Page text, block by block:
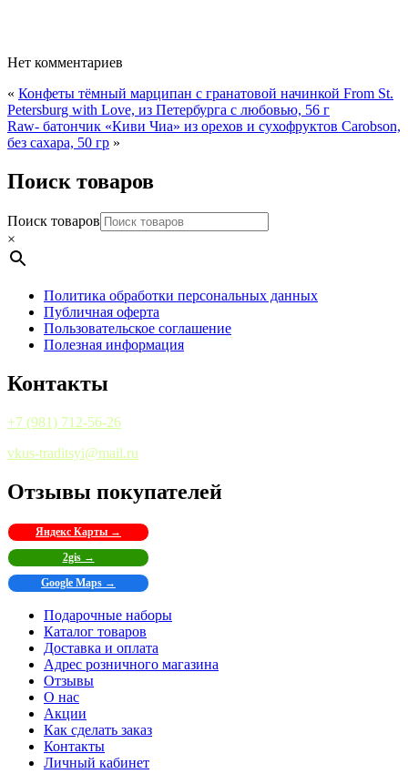
Нет комментариев
« Конфеты тёмный марципан с гранатовой начинкой From St.
Petersburg with Love, из Петербурга с любовью, 56 г
Raw- батончик «Киви Чиа» из орехов и сухофруктов Carobson,
без сахара, 50 гр »
Поиск товаров
Поиск товаров
×
Политика обработки персональных данных
Публичная оферта
Пользовательское соглашение
Полезная информация
Контакты
+7 (981) 712-56-26
vkus-traditsyi@mail.ru
Отзывы покупателей
Яндекс Карты →
2gis →
Google Maps →
Подарочные наборы
Каталог товаров
Доставка и оплата
Адрес розничного магазина
Отзывы
О нас
Акции
Как сделать заказ
Контакты
Личный кабинет